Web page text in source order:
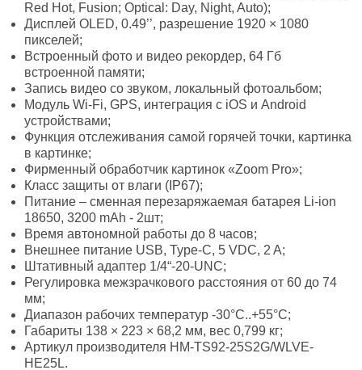
Red Hot, Fusion; Optical: Day, Night, Auto);
Дисплей OLED, 0.49’’, разрешение 1920 × 1080
пикселей;
Встроенный фото и видео рекордер, 64 Гб
встроенной памяти;
Запись видео со звуком, локальный фотоальбом;
Модуль Wi-Fi, GPS, интеграция с iOS и Android
устройствами;
Функция отслеживания самой горячей точки, картинка
в картинке;
Фирменный обработчик картинок «Zoom Pro»;
Класс защиты от влаги (IP67);
Питание – сменная перезаряжаемая батарея Li-ion
18650, 3200 mAh - 2шт;
Время автономной работы до 8 часов;
Внешнее питание USB, Type-C, 5 VDC, 2 A;
Штативный адаптер 1/4“-20-UNC;
Регулировка межзрачкового расстояния от 60 до 74
мм;
Диапазон рабочих температур -30°C..+55°С;
Габариты 138 × 223 × 68,2 мм, вес 0,799 кг;
Артикул производителя HM-TS92-25S2G/WLVE-
HE25L.